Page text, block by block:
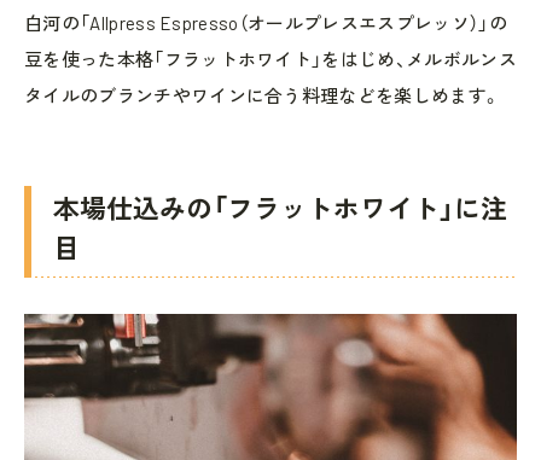
白河の「Allpress Espresso（オールプレスエスプレッソ）」の
豆を使った本格「フラットホワイト」をはじめ、メルボルンス
タイルのブランチやワインに合う料理などを楽しめます。
本場仕込みの「フラットホワイト」に注
目